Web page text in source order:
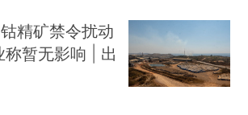
精矿禁令扰动
暂无影响 | 出